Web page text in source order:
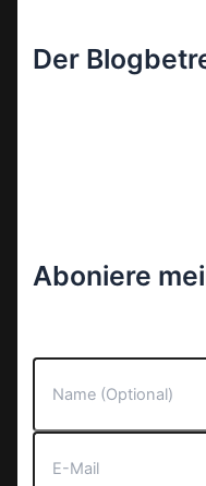
Der
Aboniere